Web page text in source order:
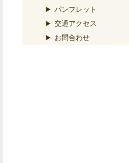
パンフレット
交通アクセス
お問合わせ